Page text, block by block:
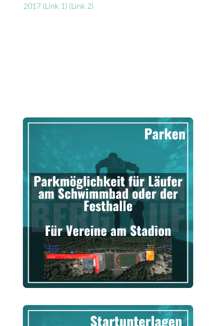
2017 (Link 1) (Link 2)